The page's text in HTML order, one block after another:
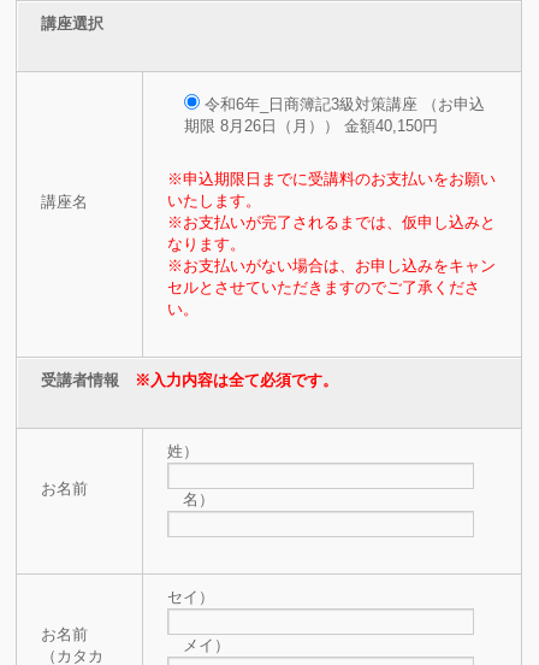
講座選択
講座名
令和6年_日商簿記3級対策講座 （お申込
期限 8月26日（月）） 金額40,150円
※申込期限日までに受講料のお支払いをお願い
いたします。
※お支払いが完了されるまでは、仮申し込みと
なります。
※お支払いがない場合は、お申し込みをキャン
セルとさせていただきますのでご了承くださ
い。
受講者情報 ※入力内容は全て必須です。
お名前
姓）
名）
お名前
（カタカ
セイ）
メイ）